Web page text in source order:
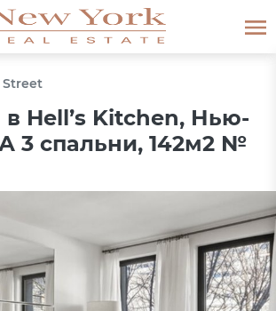
Street
Hell’s Kitchen, Нью-
3 спальни, 142м2 №